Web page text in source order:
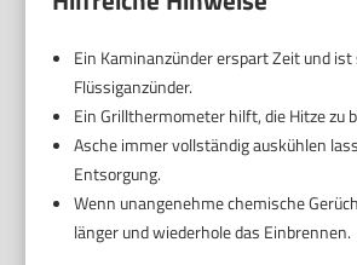
Ein Kaminanzünder erspart Zeit und ist
Flüssiganzünder.
Ein Grillthermometer hilft, die Hitze zu
Asche immer vollständig auskühlen
Entsorgung.
Wenn unangenehme chemische
länger und wiederhole das Einbrennen.